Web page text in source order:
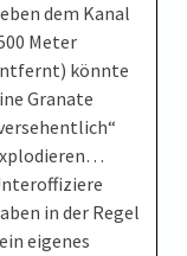
dem Kanal
Meter
könnte
Granate
in der Regel
eigenes